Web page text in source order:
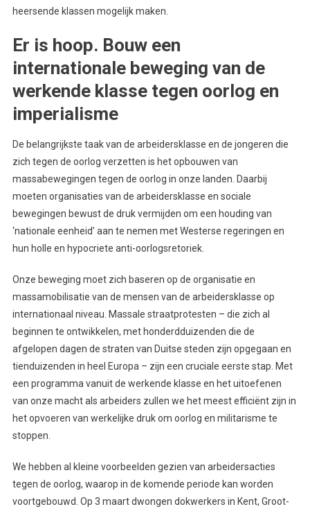
heersende klassen mogelijk maken.
Er is hoop. Bouw een
internationale beweging van de
werkende klasse tegen oorlog en
imperialisme
De belangrijkste taak van de arbeidersklasse en de jongeren die
zich tegen de oorlog verzetten is het opbouwen van
massabewegingen tegen de oorlog in onze landen. Daarbij
moeten organisaties van de arbeidersklasse en sociale
bewegingen bewust de druk vermijden om een houding van
‘nationale eenheid’ aan te nemen met Westerse regeringen en
hun holle en hypocriete anti-oorlogsretoriek.
Onze beweging moet zich baseren op de organisatie en
massamobilisatie van de mensen van de arbeidersklasse op
internationaal niveau. Massale straatprotesten – die zich al
beginnen te ontwikkelen, met honderdduizenden die de
afgelopen dagen de straten van Duitse steden zijn opgegaan en
tienduizenden in heel Europa – zijn een cruciale eerste stap. Met
een programma vanuit de werkende klasse en het uitoefenen
van onze macht als arbeiders zullen we het meest efficiënt zijn in
het opvoeren van werkelijke druk om oorlog en militarisme te
stoppen.
We hebben al kleine voorbeelden gezien van arbeidersacties
tegen de oorlog, waarop in de komende periode kan worden
voortgebouwd. Op 3 maart dwongen dokwerkers in Kent, Groot-